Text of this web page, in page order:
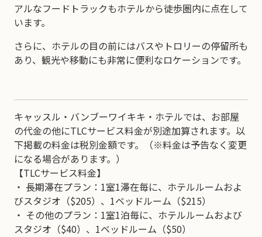
アルなフードトラックもホテルから徒歩圏内に点在して
います。
さらに、ホテルの目の前にはバスやトロリーの停留所も
あり、観光や移動にも非常に便利なロケーションです。
キャッスル・バンブーワイキキ・ホテルでは、お部屋
の代金の他にTLCサービス料金が別途加算されます。以
下掲載の料金は税別金額です。（※料金は予告なく変更
になる場合があります。）
【TLCサービス料金】
・ 長期滞在プラン：1室1滞在毎に、ホテルルームおよ
びスタジオ（$205）、1ベッドルーム（$215）
・ その他のプラン：1室1泊毎に、ホテルルームおよび
スタジオ（$40）、1ベッドルーム（$50）